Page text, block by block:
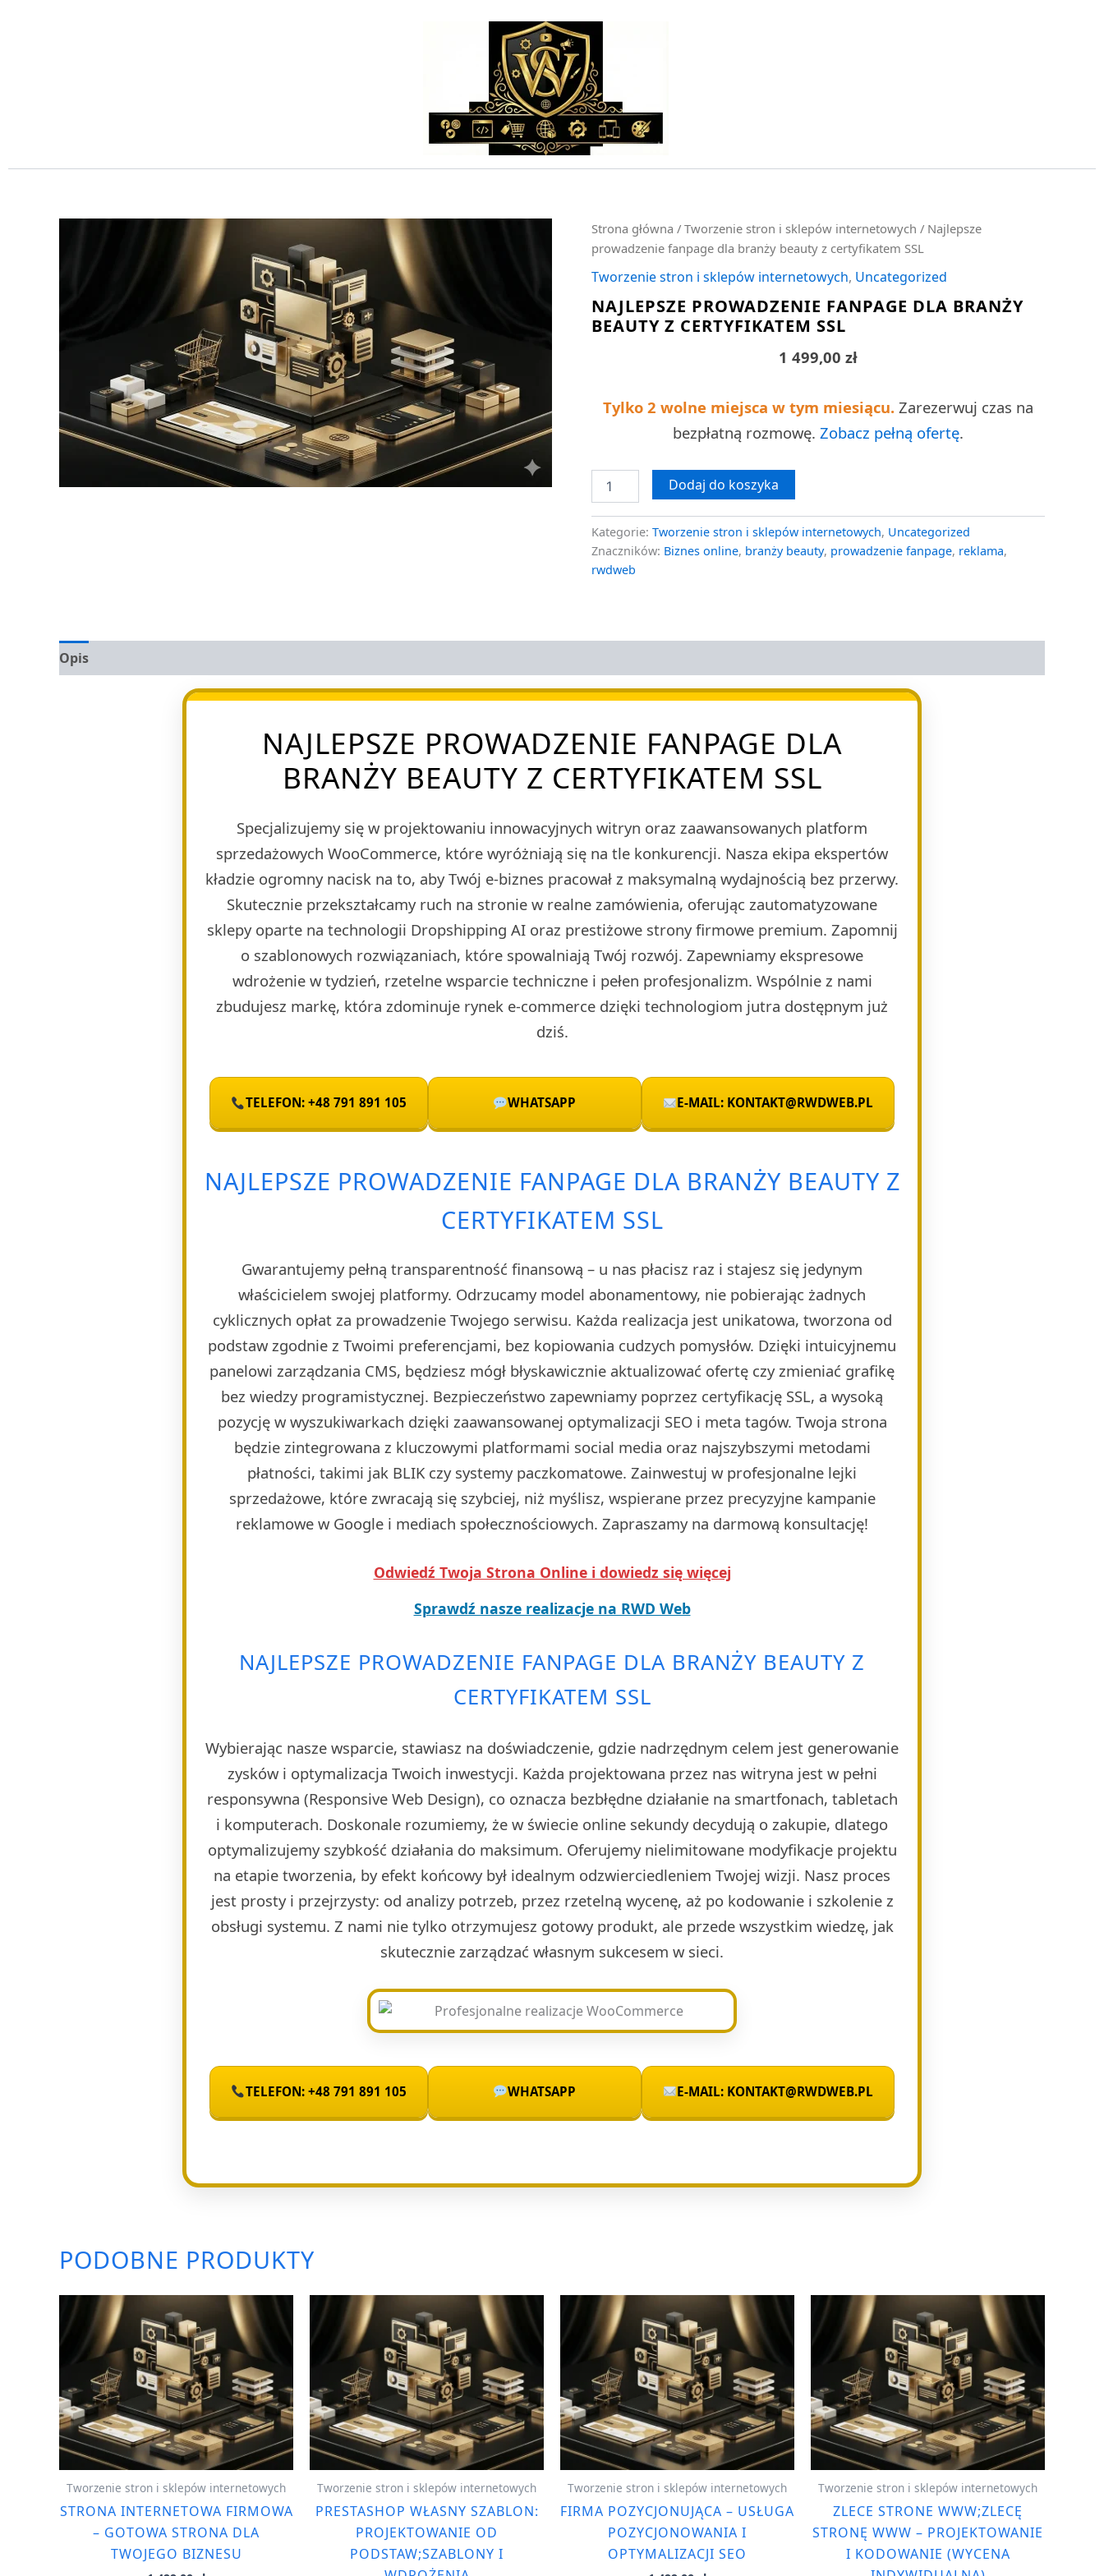
Strona główna / Tworzenie stron i sklepów internetowych / Najlepsze
prowadzenie fanpage dla branży beauty z certyfikatem SSL
Tworzenie stron i sklepów internetowych, Uncategorized
NAJLEPSZE PROWADZENIE FANPAGE DLA BRANŻY
BEAUTY Z CERTYFIKATEM SSL
1 499,00 zł
Tylko 2 wolne miejsca w tym miesiącu. Zarezerwuj czas na
bezpłatną rozmowę. Zobacz pełną ofertę.
ilość
Najlepsze
prowadzenie
fanpage
branży
beauty
Dodaj do koszyka
Kategorie: Tworzenie stron i sklepów internetowych, Uncategorized
Znaczników: Biznes online, branży beauty, prowadzenie fanpage, reklama,
rwdweb
Opis
NAJLEPSZE PROWADZENIE FANPAGE DLA
BRANŻY BEAUTY Z CERTYFIKATEM SSL
Specjalizujemy się w projektowaniu innowacyjnych witryn oraz zaawansowanych platform
sprzedażowych WooCommerce, które wyróżniają się na tle konkurencji. Nasza ekipa ekspertów
kładzie ogromny nacisk na to, aby Twój e-biznes pracował z maksymalną wydajnością bez przerwy.
Skutecznie przekształcamy ruch na stronie w realne zamówienia, oferując zautomatyzowane
sklepy oparte na technologii Dropshipping AI oraz prestiżowe strony firmowe premium. Zapomnij
o szablonowych rozwiązaniach, które spowalniają Twój rozwój. Zapewniamy ekspresowe
wdrożenie w tydzień, rzetelne wsparcie techniczne i pełen profesjonalizm. Wspólnie z nami
zbudujesz markę, która zdominuje rynek e-commerce dzięki technologiom jutra dostępnym już
dziś.
TELEFON: +48 791 891 105 WHATSAPP E-MAIL: KONTAKT@RWDWEB.PL
NAJLEPSZE PROWADZENIE FANPAGE DLA BRANŻY BEAUTY Z
CERTYFIKATEM SSL
Gwarantujemy pełną transparentność finansową – u nas płacisz raz i stajesz się jedynym
właścicielem swojej platformy. Odrzucamy model abonamentowy, nie pobierając żadnych
cyklicznych opłat za prowadzenie Twojego serwisu. Każda realizacja jest unikatowa, tworzona od
podstaw zgodnie z Twoimi preferencjami, bez kopiowania cudzych pomysłów. Dzięki intuicyjnemu
panelowi zarządzania CMS, będziesz mógł błyskawicznie aktualizować ofertę czy zmieniać grafikę
bez wiedzy programistycznej. Bezpieczeństwo zapewniamy poprzez certyfikację SSL, a wysoką
pozycję w wyszukiwarkach dzięki zaawansowanej optymalizacji SEO i meta tagów. Twoja strona
będzie zintegrowana z kluczowymi platformami social media oraz najszybszymi metodami
płatności, takimi jak BLIK czy systemy paczkomatowe. Zainwestuj w profesjonalne lejki
sprzedażowe, które zwracają się szybciej, niż myślisz, wspierane przez precyzyjne kampanie
reklamowe w Google i mediach społecznościowych. Zapraszamy na darmową konsultację!
Odwiedź Twoja Strona Online i dowiedz się więcej
Sprawdź nasze realizacje na RWD Web
NAJLEPSZE PROWADZENIE FANPAGE DLA BRANŻY BEAUTY Z
CERTYFIKATEM SSL
Wybierając nasze wsparcie, stawiasz na doświadczenie, gdzie nadrzędnym celem jest generowanie
zysków i optymalizacja Twoich inwestycji. Każda projektowana przez nas witryna jest w pełni
responsywna (Responsive Web Design), co oznacza bezbłędne działanie na smartfonach, tabletach
i komputerach. Doskonale rozumiemy, że w świecie online sekundy decydują o zakupie, dlatego
optymalizujemy szybkość działania do maksimum. Oferujemy nielimitowane modyfikacje projektu
na etapie tworzenia, by efekt końcowy był idealnym odzwierciedleniem Twojej wizji. Nasz proces
jest prosty i przejrzysty: od analizy potrzeb, przez rzetelną wycenę, aż po kodowanie i szkolenie z
obsługi systemu. Z nami nie tylko otrzymujesz gotowy produkt, ale przede wszystkim wiedzę, jak
skutecznie zarządzać własnym sukcesem w sieci.
TELEFON: +48 791 891 105 WHATSAPP E-MAIL: KONTAKT@RWDWEB.PL
PODOBNE PRODUKTY
Tworzenie stron i sklepów internetowych
STRONA INTERNETOWA FIRMOWA
– GOTOWA STRONA DLA
TWOJEGO BIZNESU
Tworzenie stron i sklepów internetowych
PRESTASHOP WŁASNY SZABLON:
PROJEKTOWANIE OD
PODSTAW;SZABLONY I
Tworzenie stron i sklepów internetowych
FIRMA POZYCJONUJĄCA – USŁUGA
POZYCJONOWANIA I
OPTYMALIZACJI SEO
Tworzenie stron i sklepów internetowych
ZLECE STRONE WWW;ZLECĘ
STRONĘ WWW – PROJEKTOWANIE
I KODOWANIE (WYCENA